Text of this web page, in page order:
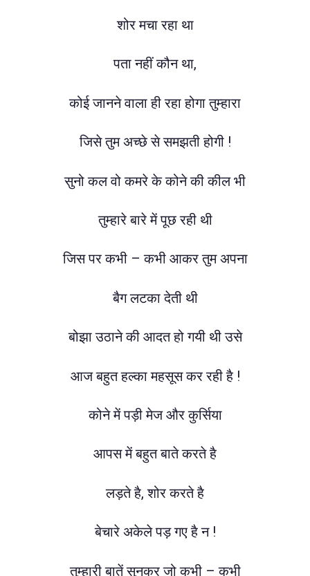
शोर मचा रहा था
पता नहीं कौन था,
कोई जानने वाला ही रहा होगा तुम्हारा
जिसे तुम अच्छे से समझती होगी !
सुनो कल वो कमरे के कोने की कील भी
तुम्हारे बारे में पूछ रही थी
जिस पर कभी – कभी आकर तुम अपना
बैग लटका देती थी
बोझा उठाने की आदत हो गयी थी उसे
आज बहुत हल्का महसूस कर रही है !
कोने में पड़ी मेज और कुर्सिया
आपस में बहुत बाते करते है
लड़ते है, शोर करते है
बेचारे अकेले पड़ गए है न !
तुम्हारी बातें सुनकर जो कभी – कभी